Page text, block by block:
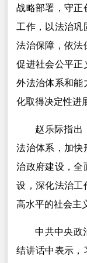
战略部署，守正
工作，以法治巩
法治保障，依法
促进社会公平正
外法治体系和能
化取得决定性进
赵乐际指出
法治体系，加快
治政府建设，全
设，深化法治工
高水平的社会主
中共中央政
结讲话中表示，